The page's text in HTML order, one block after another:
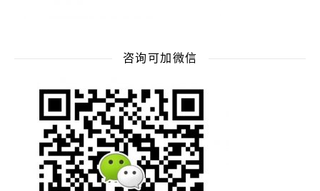
咨询可加微信